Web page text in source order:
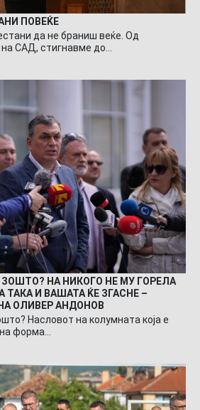
ПОВЕЌЕ
да не браниш веќе. Од
САД, стигнавме до…
НА НИКОГО НЕ МУ ГОРЕЛА
ТАКА И ВАШАТА ЌЕ ЗГАСНЕ –
ОЛИВЕР АНДОНОВ
Насловот на колумната која е
форма…